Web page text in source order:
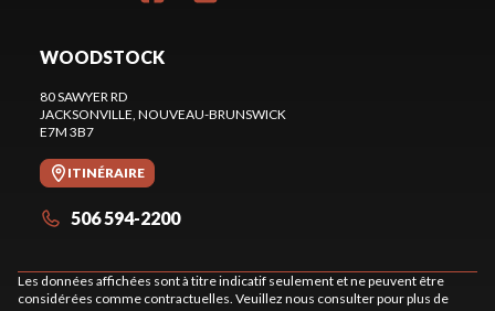
WOODSTOCK
80 SAWYER RD
JACKSONVILLE , NOUVEAU-BRUNSWICK
E7M 3B7
ITINÉRAIRE
506 594-2200
Les données affichées sont à titre indicatif seulement et ne peuvent être
considérées comme contractuelles. Veuillez nous consulter pour plus de